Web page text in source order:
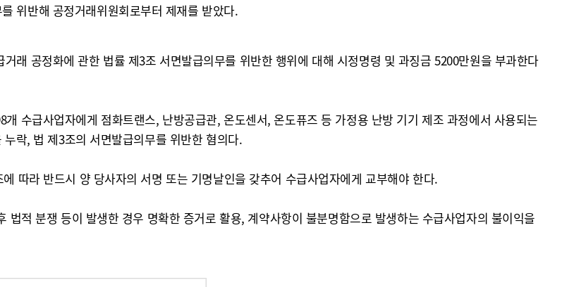
위반해 공정거래위원회로부터 제재를 받았다.
래 공정화에 관한 법률 제3조 서면발급의무를 위반한 행위에 대해 시정명령 및 과징금 5200만원을 부과한다
수급사업자에게 점화트랜스, 난방공급관, 온도센서, 온도퓨즈 등 가정용 난방 기기 제조 과정에서 사용되는
락, 법 제3조의 서면발급의무를 위반한 혐의다.
따라 반드시 양 당사자의 서명 또는 기명날인을 갖추어 수급사업자에게 교부해야 한다.
적 분쟁 등이 발생한 경우 명확한 증거로 활용, 계약사항이 불분명함으로 발생하는 수급사업자의 불이익을